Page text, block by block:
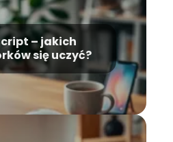
– jakich
się uczyć?